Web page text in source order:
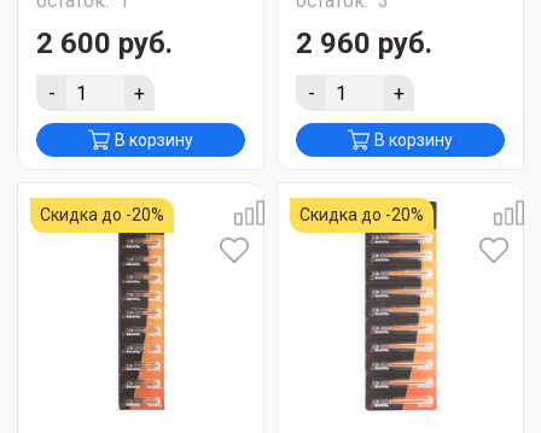
2 600 руб.
- +
В корзину
2 960 руб.
- +
В корзину
Скидка до -20% Скидка до -20%